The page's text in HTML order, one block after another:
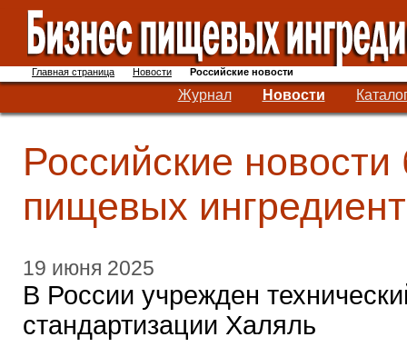
Главная страница Новости Российские новости
Журнал Новости
Российские новости
пищевых
19 июня 2025
В России учрежден
стандартизации Халяль